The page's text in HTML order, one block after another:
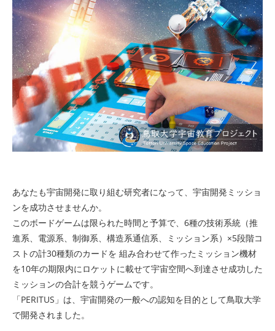
あなたも宇宙開発に取り組む研究者になって、宇宙開発ミッショ
ンを成功させませんか。
このボードゲームは限られた時間と予算で、6種の技術系統（推
進系、電源系、制御系、構造系通信系、ミッション系）×5段階コ
ストの計30種類のカードを 組み合わせて作ったミッション機材
を10年の期限内にロケットに載せて宇宙空間へ到達させ成功した
ミッションの合計を競うゲームです。
「PERITUS」は、宇宙開発の一般への認知を目的として鳥取大学
で開発されました。